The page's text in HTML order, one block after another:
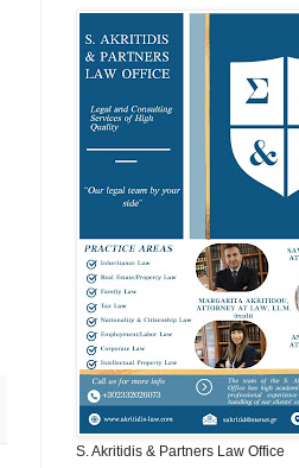
S. Akritidis & Partners Law Office